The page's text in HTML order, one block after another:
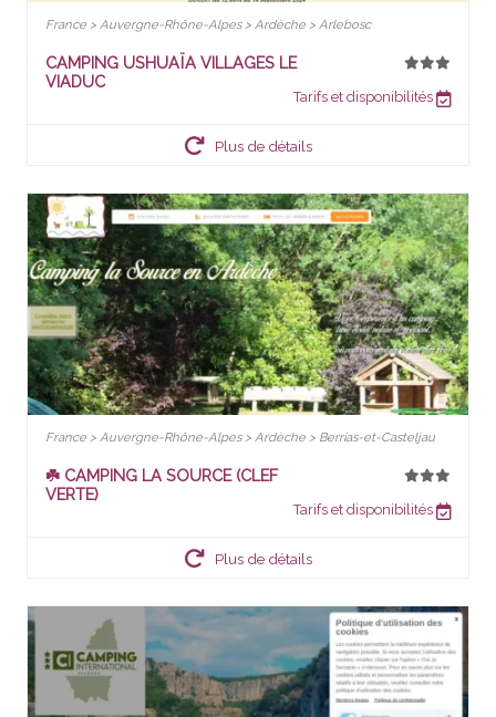
France > Auvergne-Rhône-Alpes > Ardèche > Arlebosc
CAMPING USHUAÏA VILLAGES LE
VIADUC
Tarifs et disponibilités
Plus de détails
France > Auvergne-Rhône-Alpes > Ardèche > Berrias-et-Casteljau
☘️ CAMPING LA SOURCE (CLEF
VERTE)
Tarifs et disponibilités
Plus de détails